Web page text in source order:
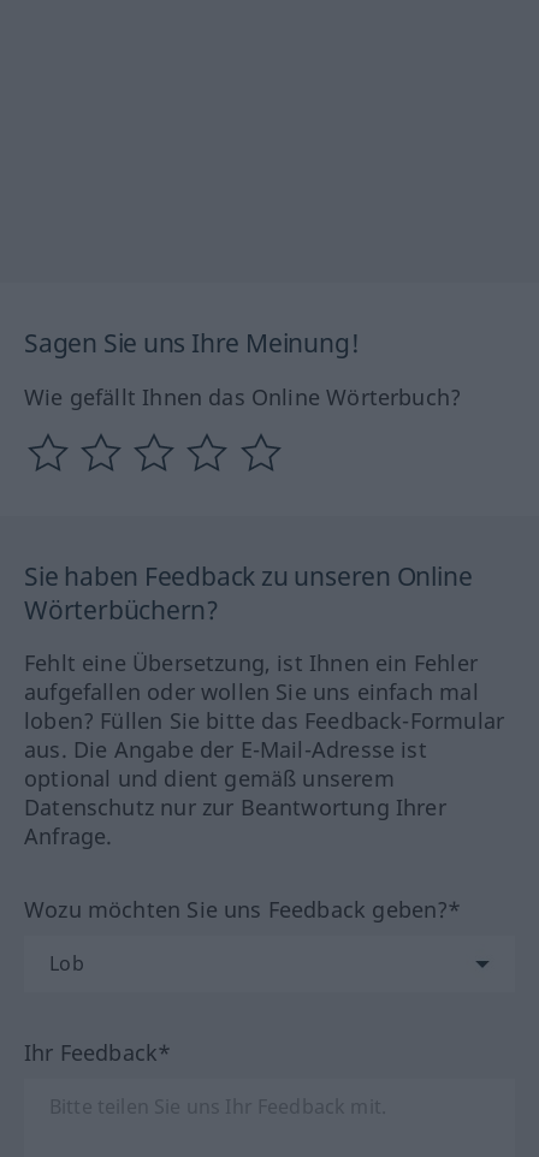
Sagen Sie uns Ihre Meinung!
Wie gefällt Ihnen das Online Wörterbuch?
Sie haben Feedback zu unseren Online
Wörterbüchern?
Fehlt eine Übersetzung, ist Ihnen ein Fehler
aufgefallen oder wollen Sie uns einfach mal
loben? Füllen Sie bitte das Feedback-Formular
aus. Die Angabe der E-Mail-Adresse ist
optional und dient gemäß unserem
Datenschutz nur zur Beantwortung Ihrer
Anfrage.
Wozu möchten Sie uns Feedback geben?*
Ihr Feedback*